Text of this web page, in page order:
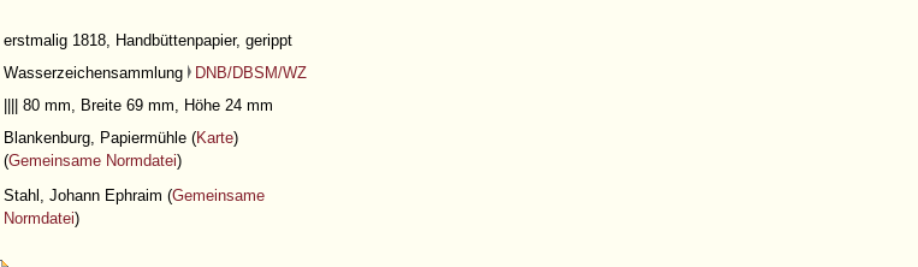
erstmalig 1818, Handbüttenpapier, gerippt
Wasserzeichensammlung
DNB/DBSM/WZ
|||| 80 mm, Breite 69 mm, Höhe 24 mm
Blankenburg, Papiermühle (Karte)
(Gemeinsame Normdatei)
Stahl, Johann Ephraim (Gemeinsame
Normdatei)